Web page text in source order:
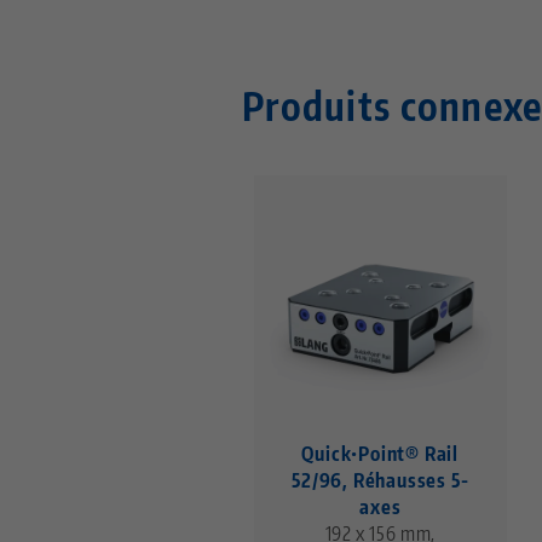
Produits
Quick•Point® Rail
52/96, Réhausses 5-
axes
192 x 156 mm,